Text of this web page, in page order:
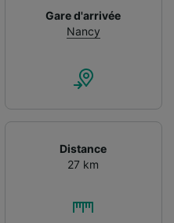
Gare d'arrivée
Nancy
Distance
27 km